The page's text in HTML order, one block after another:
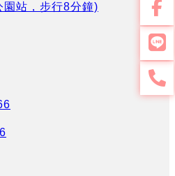
園站，步行8分鐘)